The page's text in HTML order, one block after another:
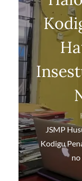
JSMP
Kodigu